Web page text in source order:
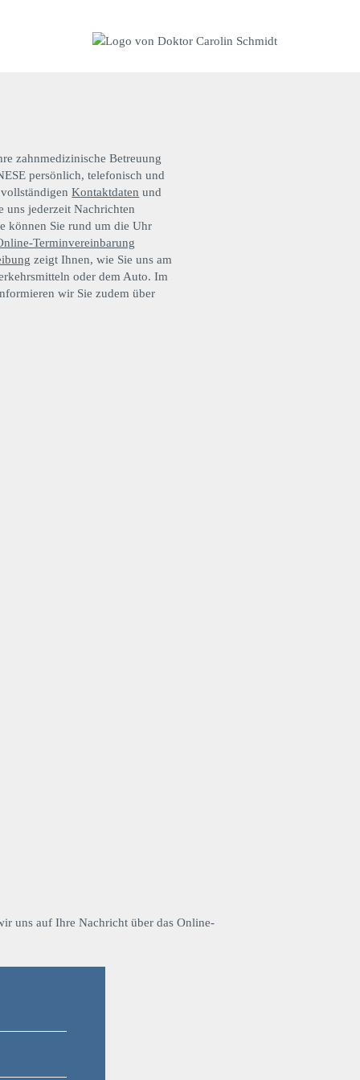
zahnmedizinische Betreuung
persönlich, telefonisch und
vollständigenKontaktdaten und
uns jederzeit Nachrichten
können Sie rund um die Uhr
Terminvereinbarung
zeigt Ihnen, wie Sie uns am
oder dem Auto. Im
wir Sie zudem über
uns auf Ihre Nachricht über das Online-